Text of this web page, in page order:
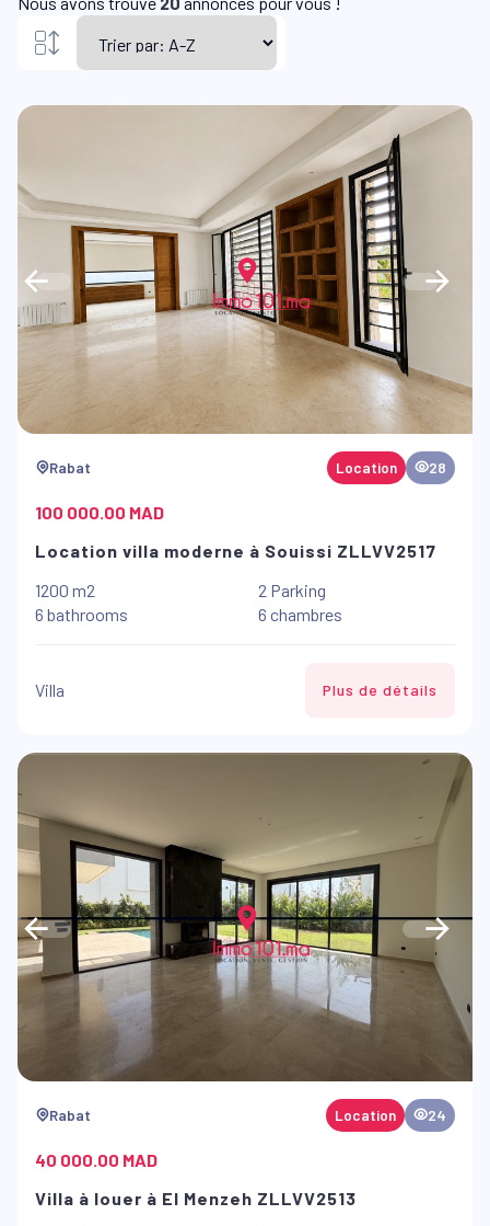
Rabat Location 28
100 000.00 MAD
Location villa moderne à Souissi ZLLVV2517
1200 m2
2 Parking
6 bathrooms
6 chambres
Villa Plus de détails
Rabat Location 24
40 000.00 MAD
Villa à louer à El Menzeh ZLLVV2513